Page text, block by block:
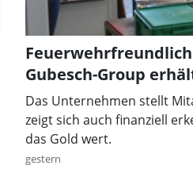
Gubesch-Group
Das Unternehmen stellt
zeigt sich auch finanziell
das Gold wert.
gestern